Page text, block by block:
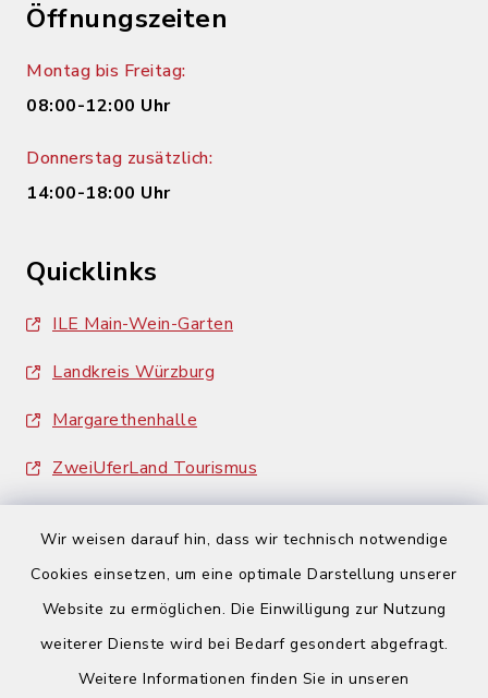
Wir weisen darauf hin, dass wir technisch notwendige
Cookies einsetzen, um eine optimale Darstellung unserer
Website zu ermöglichen. Die Einwilligung zur Nutzung
weiterer Dienste wird bei Bedarf gesondert abgefragt.
Weitere Informationen finden Sie in unseren
Öffnungszeiten
Montag bis Freitag:
08:00-12:00 Uhr
Donnerstag zusätzlich:
14:00-18:00 Uhr
Quicklinks
ILE Main-Wein-Garten
Landkreis Würzburg
Margarethenhalle
ZweiUferLand Tourismus
Barrierefreiheit